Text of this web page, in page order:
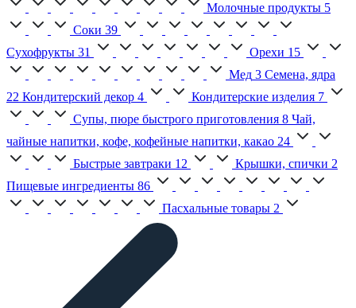
Молочные продукты 5
Соки 39
Сухофрукты 31 Орехи 15
Мед 3 Семена, ядра
22 Кондитерский декор 4 Кондитерские изделия 7
Супы, пюре быстрого приготовления 8 Чай,
чайные напитки, кофе, кофейные напитки, какао 24
Быстрые завтраки 12 Крышки, спички 2
Пищевые ингредиенты 86
Пасхальные товары 2